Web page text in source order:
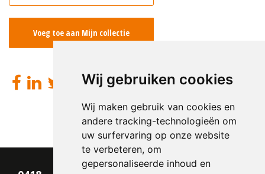
Wij gebruiken cookies
Wij maken gebruik van cookies en
andere tracking-technologieën om
uw surfervaring op onze website
te verbeteren, om
gepersonaliseerde inhoud en
Voeg toe aan Mijn collectie